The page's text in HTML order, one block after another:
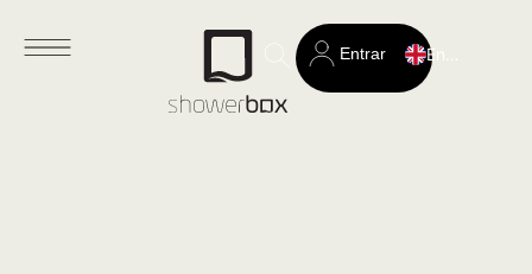
Search
for:
Entrar